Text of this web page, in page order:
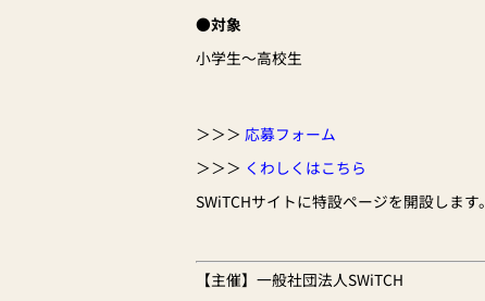
●対象
小学生～高校生
＞＞＞応募フォーム
＞＞＞ くわしくはこちら
SWiTCHサイトに特設ページを開設します。
【主催】一般社団法人SWiTCH